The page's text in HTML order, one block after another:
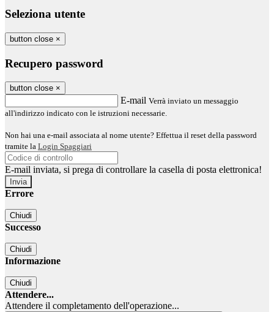
Seleziona utente
button close ×
Recupero password
button close ×
E-mail Verrà inviato un messaggio
all'indirizzo indicato con le istruzioni necessarie.
Non hai una e-mail associata al nome utente? Effettua il reset della password
tramite la Login Spaggiari
E-mail inviata, si prega di controllare la casella di posta elettronica!
Errore
Chiudi
Successo
Chiudi
Informazione
Chiudi
Attendere...
Attendere il completamento dell'operazione...